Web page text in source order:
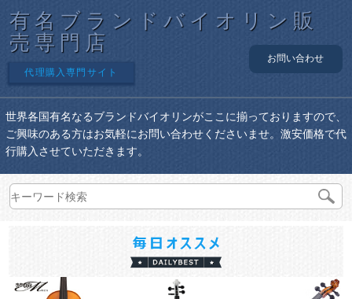
有名ブランドバイオリン販
売専門店
代理購入専門サイト
お問い合わせ
世界各国有名なるブランドバイオリンがここに揃っておりますので、
ご興味のある方はお気軽にお問い合わせくださいませ。激安価格で代
行購入させていただきます。